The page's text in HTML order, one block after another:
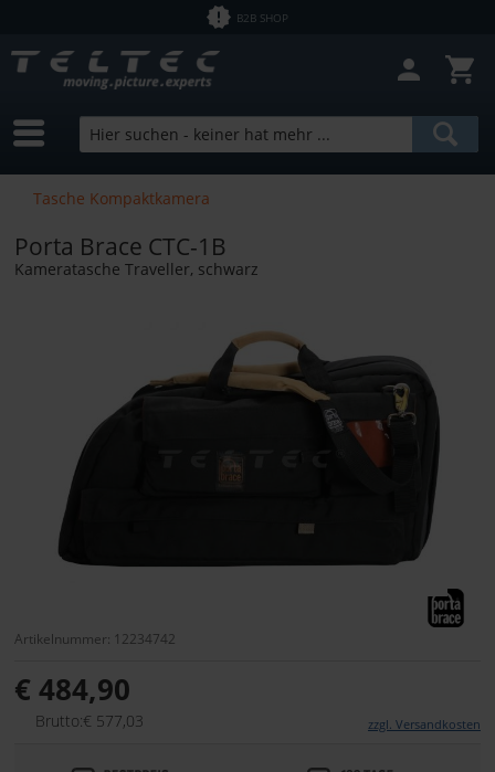
B2B SHOP
Tasche Kompaktkamera
Porta Brace CTC-1B
Kameratasche Traveller, schwarz
Artikelnummer: 12234742
€ 484,90
Brutto:€ 577,03 zzgl. Versandkosten
Sofort lieferbar
Hersteller
von2,53 €